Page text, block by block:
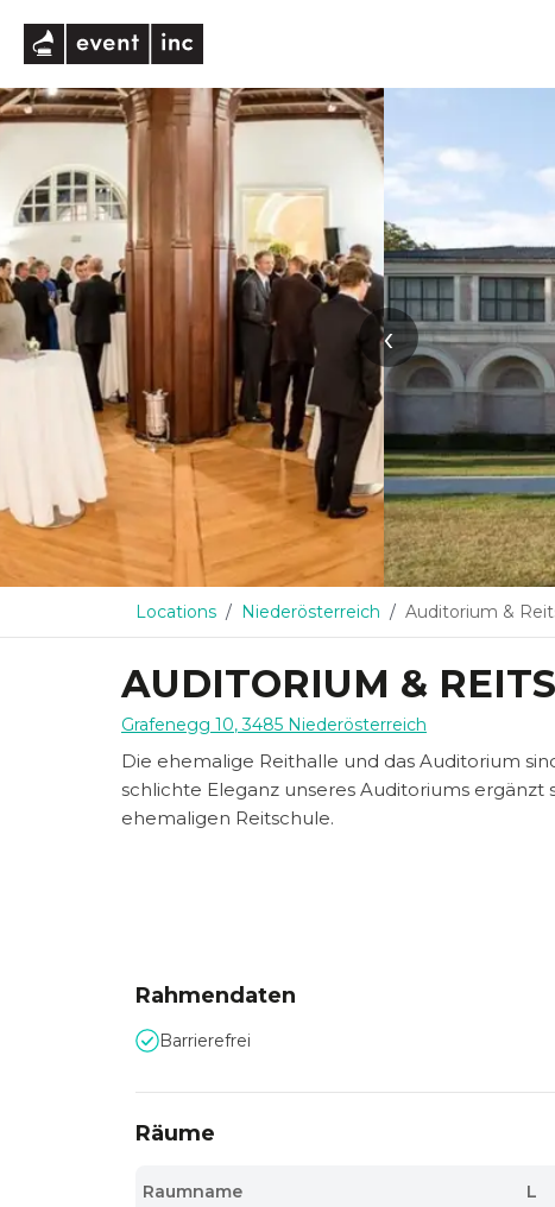
‹
Locations Niederösterreich Auditorium &
AUDITORIUM &
Grafenegg 10,3485 Niederösterreich
Die ehemalige Reithalle und das Auditorium
schlichte Eleganz unseres Auditoriums
ehemaligen Reitschule.
Rahmendaten
Barrierefrei
Räume
Raumname L